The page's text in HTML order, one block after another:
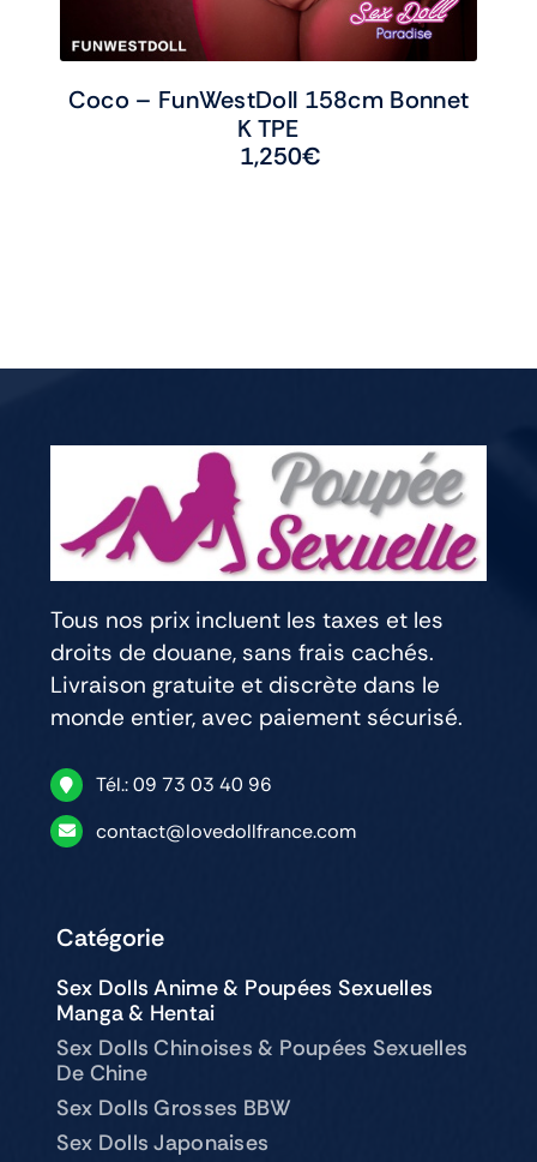
Coco – FunWestDoll 158cm Bonnet
K TPE
1,250€
Tous nos prix incluent les taxes et les
droits de douane, sans frais cachés.
Livraison gratuite et discrète dans le
monde entier, avec paiement sécurisé.
Tél.: 09 73 03 40 96
contact@lovedollfrance.com
Catégorie
Sex Dolls Anime & Poupées Sexuelles
Manga & Hentai
Sex Dolls Chinoises & Poupées Sexuelles
De Chine
Sex Dolls Grosses BBW
Sex Dolls Japonaises